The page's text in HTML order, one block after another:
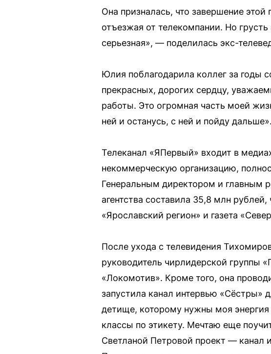
Она призналась, что завершение этой
отъезжая от телекомпании. Но
серьезная», — поделилась экс-
Юлия поблагодарила коллег за годы
прекрасных, дорогих сердцу,
работы. Это огромная часть моей
ней и останусь, с ней и пойду дальше».
Телеканал «ЯПервый» входит в
некоммерческую организацию,
Генеральным директором и главным
агентства составила 35,8 млн
«Ярославский регион» и газета
После ухода с телевидения
руководитель чирлидерской группы
«Локомотив». Кроме того, она
запустила канал интервью
детище, которому нужны моя
классы по этикету. Мечтаю еще
Светланой Петровой проект —